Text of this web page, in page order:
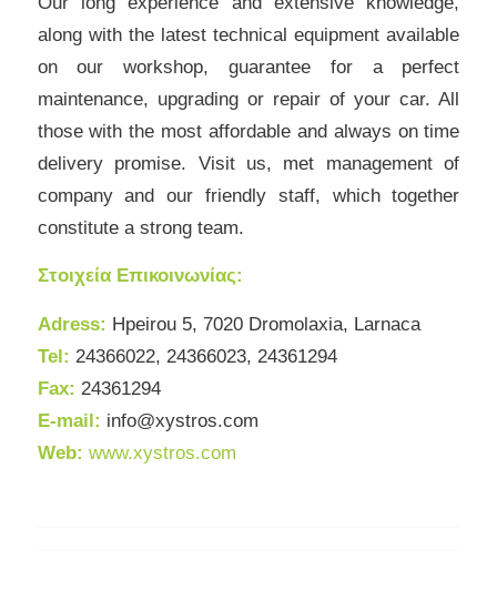
along with the latest technical equipment available
on our workshop, guarantee for a perfect
maintenance, upgrading or repair of your car. All
those with the most affordable and always on time
delivery promise. Visit us, met management of
company and our friendly staff, which together
constitute a strong team.
Στοιχεία Επικοινωνίας:
Adress: Hpeirou 5, 7020 Dromolaxia, Larnaca
Tel: 24366022, 24366023, 24361294
Fax: 24361294
E-mail: info@xystros.com
Web: www.xystros.com